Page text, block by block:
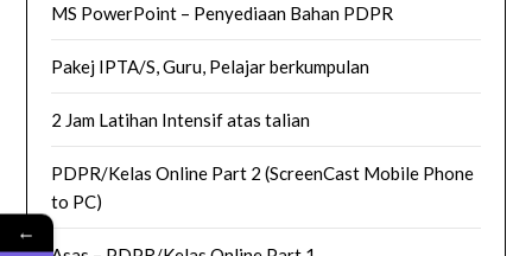
MS PowerPoint – Penyediaan Bahan PDPR
Pakej IPTA/S, Guru, Pelajar berkumpulan
2 Jam Latihan Intensif atas talian
PDPR/Kelas Online Part 2 (ScreenCast Mobile Phone
to PC)
←